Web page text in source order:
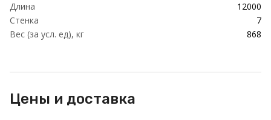
Длина
12000
Стенка
7
Вес (за усл. ед), кг
868
Цены и доставка